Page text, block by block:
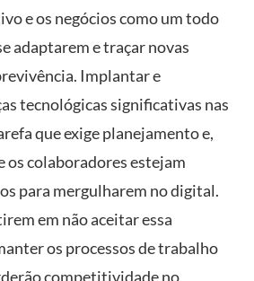
e os negócios como um todo
adaptarem e traçar novas
Implantar e
tecnológicas significativas nas
que exige planejamento e,
os colaboradores estejam
para mergulharem no digital.
em não aceitar essa
os processos de trabalho
competitividade no